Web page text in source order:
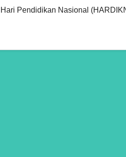
Hari Pendidikan Nasional